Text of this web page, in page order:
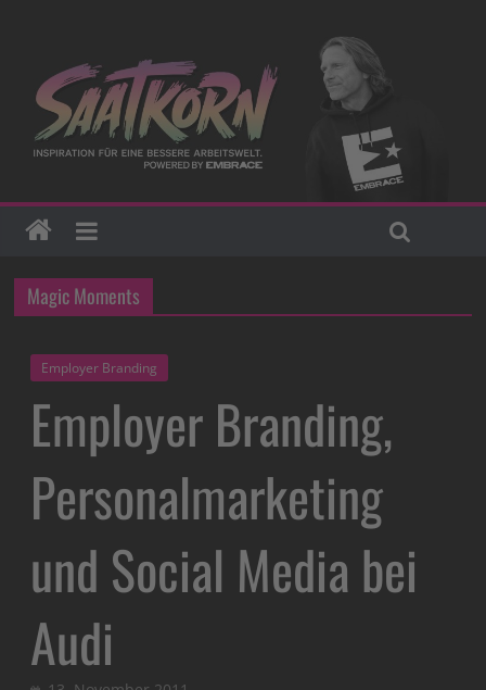
Magic Moments
Employer Branding
Employer Branding,
Personalmarketing
und Social Media bei
Audi